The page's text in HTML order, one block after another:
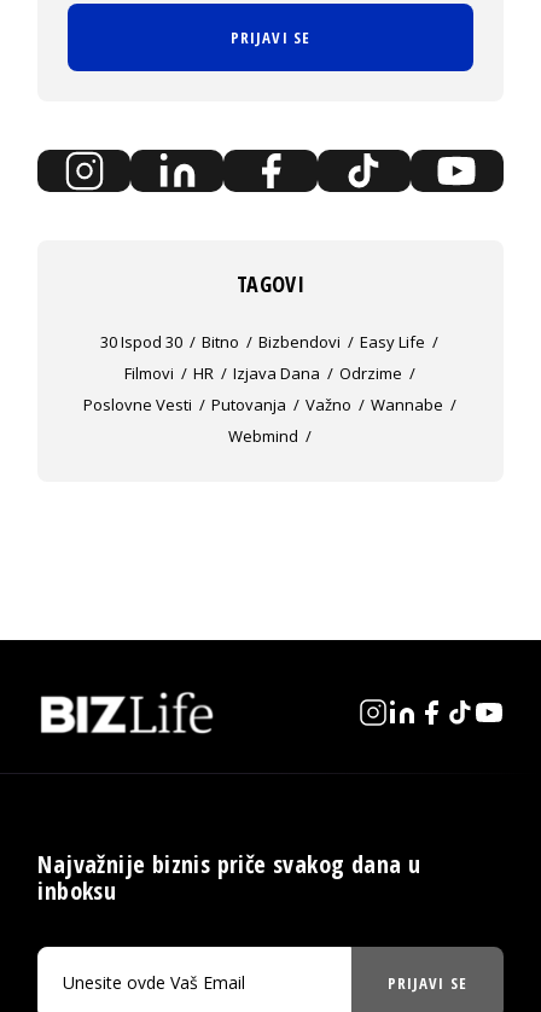
PRIJAVI SE
TAGOVI
30 Ispod 30 Bitno Bizbendovi
Easy Life
Filmovi
HR Izjava Dana
Odrzime
Poslovne Vesti
Putovanja Važno
Wannabe
Webmind
Najvažnije biznis priče svakog dana u
inboksu
PRIJAVI SE